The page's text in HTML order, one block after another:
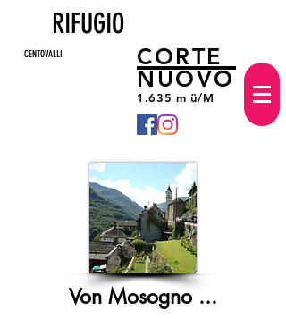
RIFUGIO
CENTOVALLI
CORTE
NUOVO
1.635 m ü/M
Von Mosogno ...